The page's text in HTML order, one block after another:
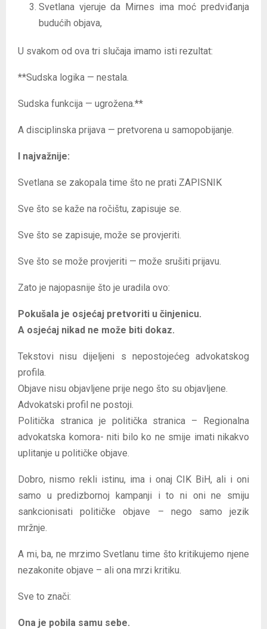
Svetlana vjeruje da Mirnes ima moć predviđanja
budućih objava,
U svakom od ova tri slučaja imamo isti rezultat:
**Sudska logika — nestala.
Sudska funkcija — ugrožena.**
A disciplinska prijava — pretvorena u samopobijanje.
I najvažnije:
Svetlana se zakopala time što ne prati ZAPISNIK
Sve što se kaže na ročištu, zapisuje se.
Sve što se zapisuje, može se provjeriti.
Sve što se može provjeriti — može srušiti prijavu.
Zato je najopasnije što je uradila ovo:
Pokušala je osjećaj pretvoriti u činjenicu.
A osjećaj nikad ne može biti dokaz.
Tekstovi nisu dijeljeni s nepostojećeg advokatskog
profila.
Objave nisu objavljene prije nego što su objavljene.
Advokatski profil ne postoji.
Politička stranica je politička stranica – Regionalna
advokatska komora- niti bilo ko ne smije imati nikakvo
uplitanje u političke objave.
Dobro, nismo rekli istinu, ima i onaj CIK BiH, ali i oni
samo u predizbornoj kampanji i to ni oni ne smiju
sankcionisati političke objave – nego samo jezik
mržnje.
A mi, ba, ne mrzimo Svetlanu time što kritikujemo njene
nezakonite objave – ali ona mrzi kritiku.
Sve to znači:
Ona je pobila samu sebe.